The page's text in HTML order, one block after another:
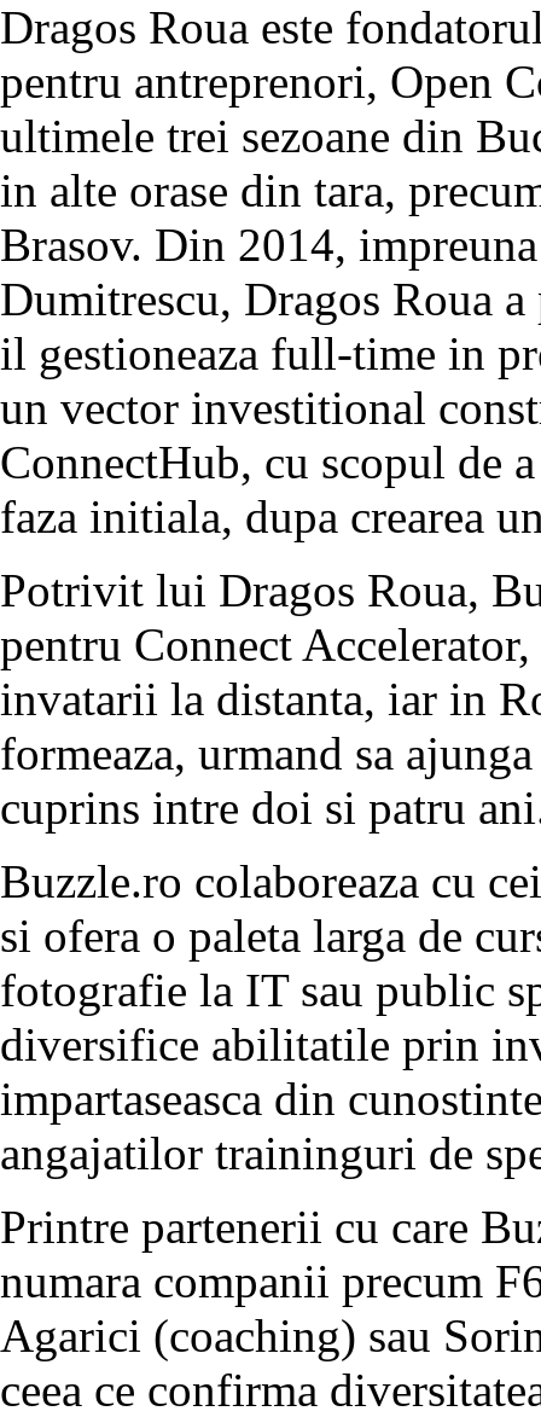
Dragos Roua este
pentru antreprenori, Open
ultimele trei sezoane din
in alte orase din tara,
Brasov. Din 2014,
Dumitrescu, Dragos Roua
il gestioneaza full-time in
un vector investitional
ConnectHub, cu scopul de
faza initiala, dupa crearea
Potrivit lui Dragos Roua,
pentru Connect
invatarii la distanta, iar in
formeaza, urmand sa
cuprins intre doi si patru
Buzzle.ro colaboreaza cu
si ofera o paleta larga de
fotografie la IT sau public
diversifice abilitatile prin
impartaseasca din
angajatilor traininguri de
Printre partenerii cu care
numara companii precum
Agarici (coaching) sau
ceea ce confirma